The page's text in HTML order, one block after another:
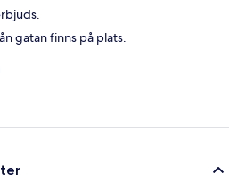
gatan finns på plats.